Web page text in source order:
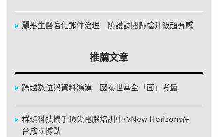
麗彤生醫強化郵件治理 防護調閱歸檔升級超有感
推薦文章
跨越數位與資料鴻溝 國泰世華全「面」考量
群環科技攜手頂尖電腦培訓中心New Horizons在
台成立據點